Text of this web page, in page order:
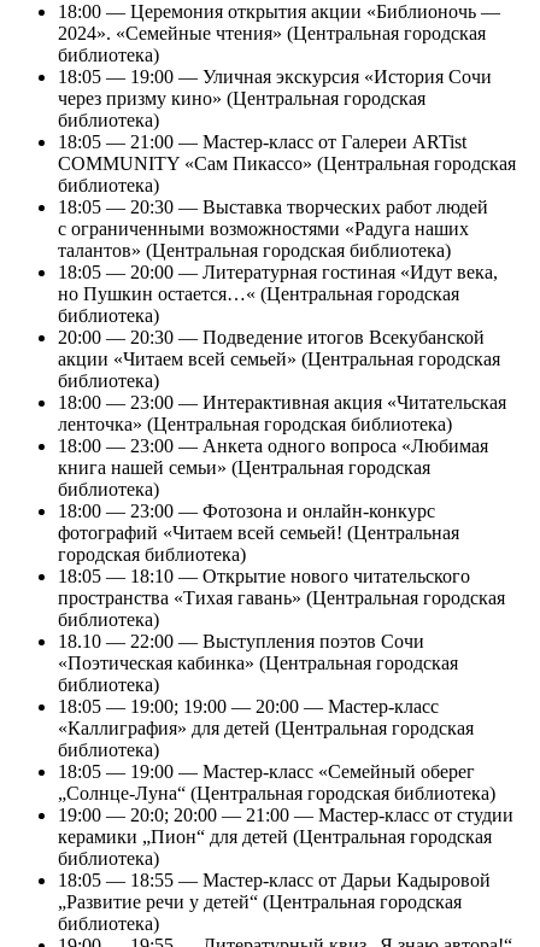
18:00 — Церемония открытия акции «Библионочь —
2024». «Семейные чтения» (Центральная городская
библиотека)
18:05 — 19:00 — Уличная экскурсия «История Сочи
через призму кино» (Центральная городская
библиотека)
18:05 — 21:00 — Мастер-класс от Галереи ARTist
COMMUNITY «Сам Пикассо» (Центральная городская
библиотека)
18:05 — 20:30 — Выставка творческих работ людей
с ограниченными возможностями «Радуга наших
талантов» (Центральная городская библиотека)
18:05 — 20:00 — Литературная гостиная «Идут века,
но Пушкин остается…« (Центральная городская
библиотека)
20:00 — 20:30 — Подведение итогов Всекубанской
акции «Читаем всей семьей» (Центральная городская
библиотека)
18:00 — 23:00 — Интерактивная акция «Читательская
ленточка» (Центральная городская библиотека)
18:00 — 23:00 — Анкета одного вопроса «Любимая
книга нашей семьи» (Центральная городская
библиотека)
18:00 — 23:00 — Фотозона и онлайн-конкурс
фотографий «Читаем всей семьей! (Центральная
городская библиотека)
18:05 — 18:10 — Открытие нового читательского
пространства «Тихая гавань» (Центральная городская
библиотека)
18.10 — 22:00 — Выступления поэтов Сочи
«Поэтическая кабинка» (Центральная городская
библиотека)
18:05 — 19:00; 19:00 — 20:00 — Мастер-класс
«Каллиграфия» для детей (Центральная городская
библиотека)
18:05 — 19:00 — Мастер-класс «Семейный оберег
„Солнце-Луна“ (Центральная городская библиотека)
19:00 — 20:0; 20:00 — 21:00 — Мастер-класс от студии
керамики „Пион“ для детей (Центральная городская
библиотека)
18:05 — 18:55 — Мастер-класс от Дарьи Кадыровой
„Развитие речи у детей“ (Центральная городская
библиотека)